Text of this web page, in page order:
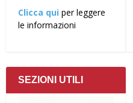
Clicca qui per leggere
le informazioni
SEZIONI UTILI